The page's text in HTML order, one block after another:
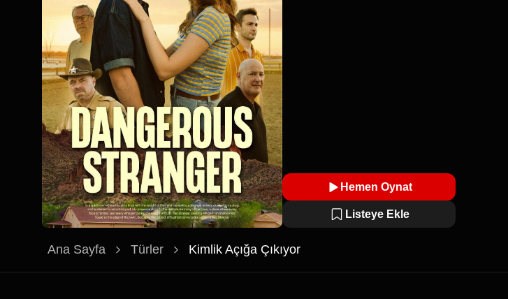
Hemen Oynat
Listeye Ekle
Ana Sayfa Türler Kimlik Açığa Çıkıyor